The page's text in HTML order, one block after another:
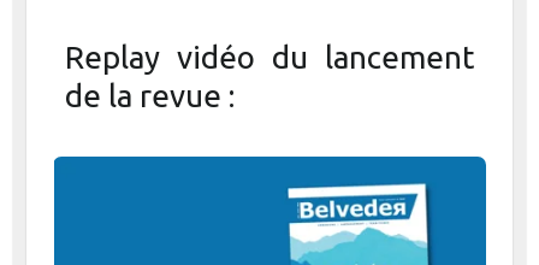
Replay vidéo du lancement
de la revue :